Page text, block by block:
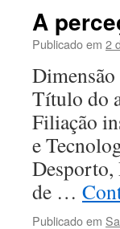
A
Publicado em 2
Título do
Filiação
e
Desporto,
de …
Publicado em